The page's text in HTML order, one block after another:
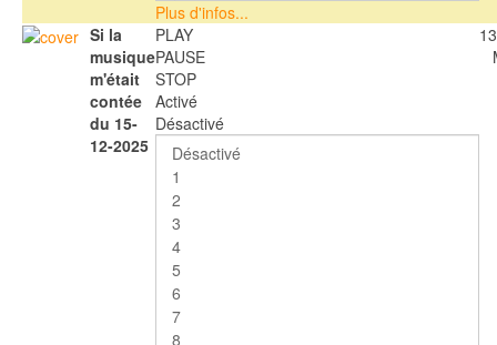
Plus d'infos...
Si la
musique
m'était
contée
du 15-
12-2025
PLAY
PAUSE
STOP
Activé
Désactivé